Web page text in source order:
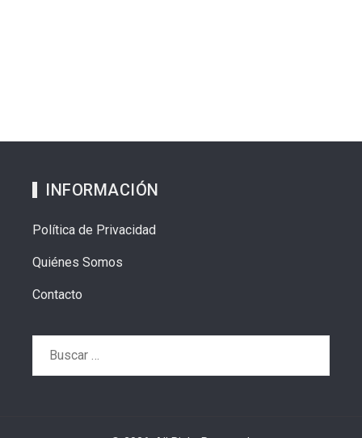
INFORMACIÓN
Política de Privacidad
Quiénes Somos
Contacto